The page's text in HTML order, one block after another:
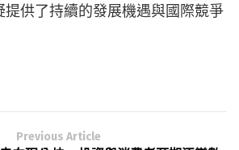
提供了持續的發展機遇與國際競爭
Previous Article